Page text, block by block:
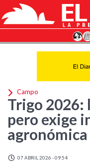
Campo
Trigo 2026:
pero exige
07 ABRIL 2026 - 09:54